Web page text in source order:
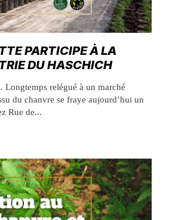
PARTICIPE À LA
DU HASCHICH
Longtemps relégué à un marché
du chanvre se fraye aujourd’hui un
Rue de...